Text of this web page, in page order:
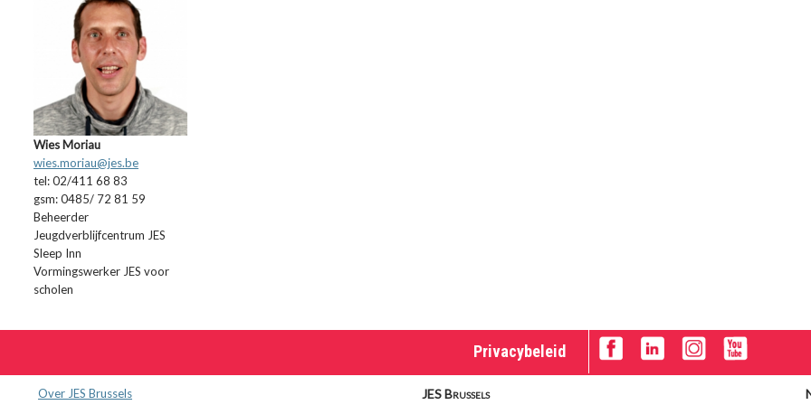
size:12.0pt; mso-bidi-
font-size:10.0pt; font-
family:Courier; mso-
fareast-font-
family:”Times New
Roman”; mso-bidi-
font-family:”Times
New Roman”; mso-
ansi-language:EN-US;
.MsoChpDefault {mso-
Wies Moriau
wies.moriau@jes.be
tel: 02/411 68 83
gsm: 0485/ 72 81 59
Beheerder
Jeugdverblijfcentrum JES
Sleep Inn
Vormingswerker JES voor
scholen
Privacybeleid
Over JES Brussels
JES Brussels